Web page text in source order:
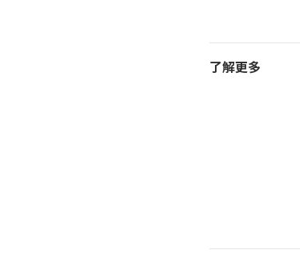
了解更多